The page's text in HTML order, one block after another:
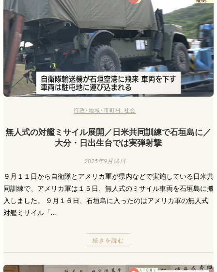
行政･地域･市町村 ,社会
無人式の対艦ミサイル展開／日米共同訓練で石垣島に／
大分・日出生台では実弾射撃
2025年9月16日
９月１１日から自衛隊とアメリカ軍が県内などで実施している日米共
同訓練で、アメリカ軍は１５日、無人式のミサイル車両を石垣島に搬
入しました。 ９月１６日、石垣島に入ったのはアメリカ軍の無人式
対艦ミサイル「…
続きを読む